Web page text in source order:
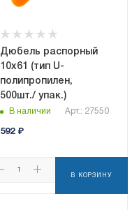
Дюбель распорный
10x61 (тип U-
полипропилен,
500шт./ упак.)
В наличии Арт.: 27550
592₽
В КОРЗИНУ